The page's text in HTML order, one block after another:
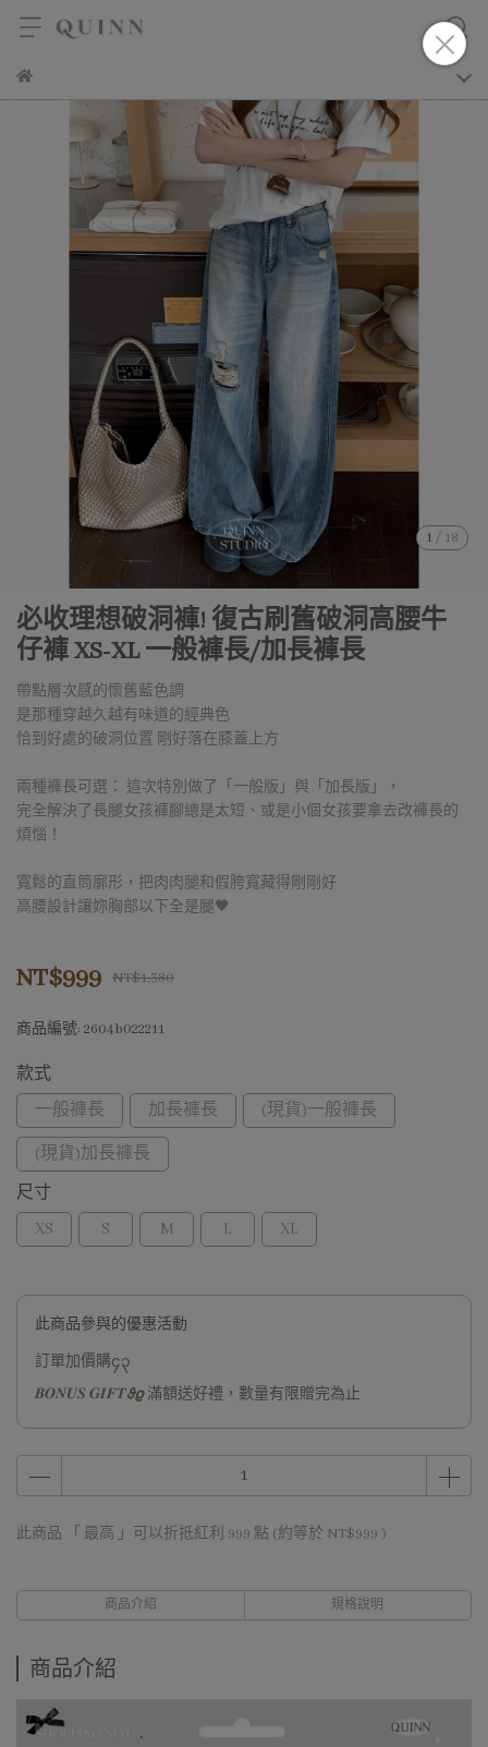
1 / 18
必收理想破洞褲! 復古刷舊破洞高腰牛
仔褲 XS-XL 一般褲長/加長褲長
帶點層次感的懷舊藍色調
是那種穿越久越有味道的經典色
恰到好處的破洞位置 剛好落在膝蓋上方
兩種褲長可選： 這次特別做了「一般版」與「加長版」，
完全解決了長腿女孩褲腳總是太短、或是小個女孩要拿去改褲長的
煩惱！
寬鬆的直筒廓形，把肉肉腿和假胯寬藏得剛剛好
高腰設計讓妳胸部以下全是腿🖤
NT$999 NT$1,380
商品編號: 2604b022211
款式
一般褲長
加長褲長 (現貨)一般褲長
(現貨)加長褲長
尺寸
XS
S M L XL
此商品參與的優惠活動
訂單加價購၄၃
𝑩𝑶𝑵𝑼𝑺 𝑮𝑰𝑭𝑻𝟅𝟈 滿額送好禮，數量有限贈完為止
此商品 「 最高 」可以折抵紅利 999 點 (約等於 NT$999 )
商品介紹 規格說明
商品介紹